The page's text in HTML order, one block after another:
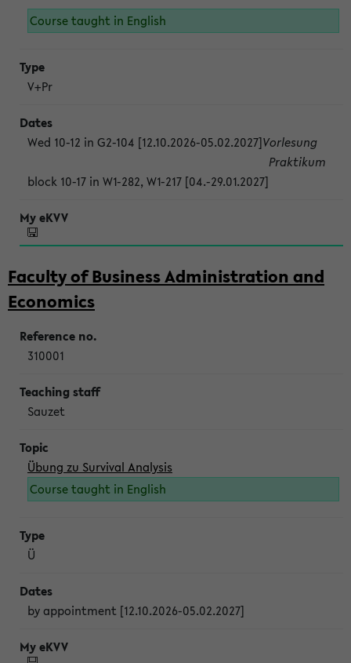
Course taught in English
V+Pr
Wed 10-12 in G2-104 [12.10.2026-05.02.2027]Vorlesung
block 10-17 in W1-282, W1-217 [04.-29.01.2027]
Praktikum
Faculty of Business Administration and
Economics
310001
Sauzet
Übung zu Survival Analysis
Course taught in English
Ü
by appointment [12.10.2026-05.02.2027]